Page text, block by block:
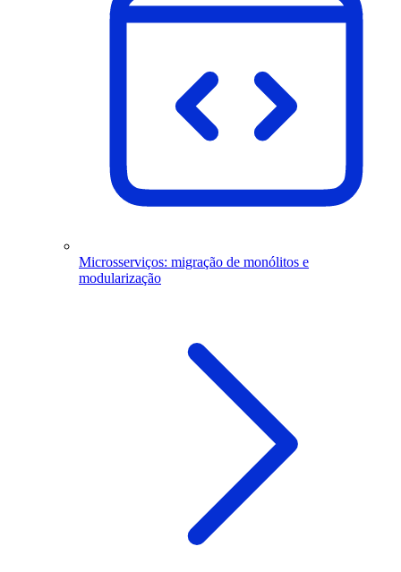
Microsserviços: migração de monólitos e
modularização